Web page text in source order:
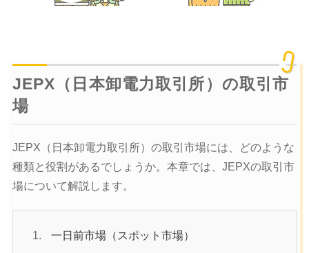
JEPX（日本卸電力取引所）の取引市
場
JEPX（日本卸電力取引所）の取引市場には、どのような
種類と役割があるでしょうか。本章では、JEPXの取引市
場について解説します。
一日前市場（スポット市場）